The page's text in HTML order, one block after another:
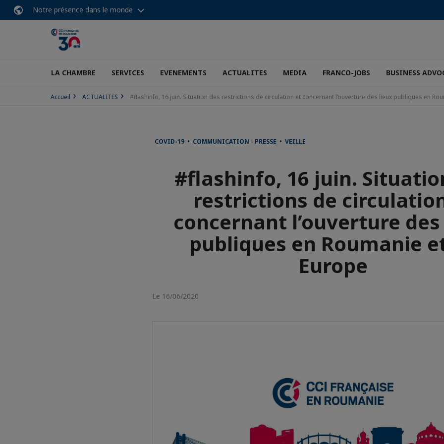
Notre présence dans le monde
LA CHAMBRE SERVICES EVENEMENTS ACTUALITES MEDIA FRANCO-JOBS BUSINESS
Accueil ACTUALITES #flashinfo, 16 juin. Situation des restrictions de circulation et concernant l’ouverture des lieux publiques en
COVID-19 • COMMUNICATION - PRESSE • VEILLE
#flashinfo, 16 juin.
restrictions de
concernant l’ouverture
publiques en Roumanie
Europe
Le 16/06/2020